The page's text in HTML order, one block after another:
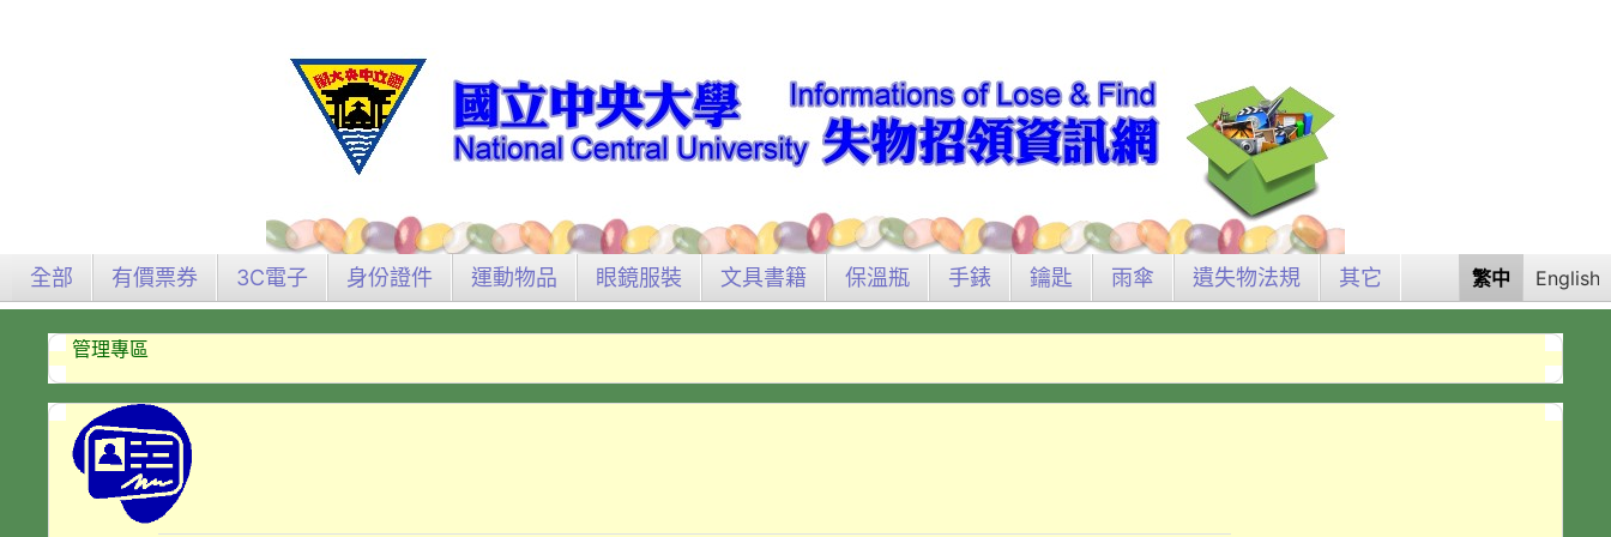
全部 有價票券 3C電子 身份證件 運動物品 眼鏡服裝 文具書籍 保溫瓶 手錶 鑰匙 雨傘 遺失物法規 其它 繁中 English
管理專區